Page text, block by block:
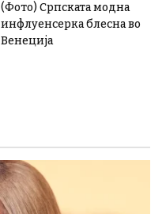
(Фото) Српската модна
инфлуенсерка блесна во
Венеција